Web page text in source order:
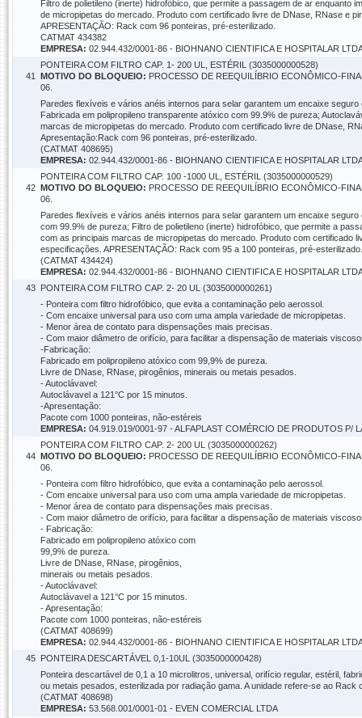
Filtro de polietileno (inerte) hidrofóbico, que permite a passagem de ar
de micropipetas do mercado. Produto com certificado livre de DNase, RNase e
APRESENTAÇÃO: Rack com 96 ponteiras, pré-esterilizado.
CATMAT 434382
EMPRESA: 02.944.432/0001-86 - BIOHNANO CIENTIFICA E HOSPITALAR
41
PONTEIRA COM FILTRO CAP. 1- 200 UL, ESTÉRIL (3035000000528)
MOTIVO DO BLOQUEIO: PROCESSO DE REEQUILÍBRIO ECONÔMICO-
06.
Paredes flexíveis e vários anéis internos para selar garantem um encaixe
Fabricada em polipropileno transparente atóxico com 99.9% de pureza;
marcas de micropipetas do mercado. Produto com certificado livre de DNase,
Apresentação:Rack com 96 ponteiras, pré-esterilizado.
(CATMAT 408695)
EMPRESA: 02.944.432/0001-86 - BIOHNANO CIENTIFICA E HOSPITALAR
42
PONTEIRA COM FILTRO CAP. 100 -1000 UL, ESTÉRIL (3035000000529)
MOTIVO DO BLOQUEIO: PROCESSO DE REEQUILÍBRIO ECONÔMICO-
06.
Paredes flexíveis e vários anéis internos para selar garantem um encaixe
com 99.9% de pureza; Filtro de polietileno (inerte) hidrofóbico, que permite a
com as principais marcas de micropipetas do mercado. Produto com certificado
especificações. APRESENTAÇÃO: Rack com 95 a 100 ponteiras, pré-esterilizado.
(CATMAT 434424)
EMPRESA: 02.944.432/0001-86 - BIOHNANO CIENTIFICA E HOSPITALAR
43 PONTEIRA COM FILTRO CAP. 2- 20 UL (3035000000261)
- Ponteira com filtro hidrofóbico, que evita a contaminação pelo aerossol.
- Com encaixe universal para uso com uma ampla variedade de micropipetas.
- Menor área de contato para dispensações mais precisas.
- Com maior diâmetro de orifício, para facilitar a dispensação de materiais
-Fabricação:
Fabricado em polipropileno atóxico com 99,9% de pureza.
Livre de DNase, RNase, pirogênios, minerais ou metais pesados.
- Autoclávavel:
Autoclávavel a 121°C por 15 minutos.
-Apresentação:
Pacote com 1000 ponteiras, não-estéreis
EMPRESA: 04.919.019/0001-97 - ALFAPLAST COMÉRCIO DE PRODUTOS P/
44
PONTEIRA COM FILTRO CAP. 2- 200 UL (3035000000262)
MOTIVO DO BLOQUEIO: PROCESSO DE REEQUILÍBRIO ECONÔMICO-
06.
- Ponteira com filtro hidrofóbico, que evita a contaminação pelo aerossol.
- Com encaixe universal para uso com uma ampla variedade de micropipetas.
- Menor área de contato para dispensações mais precisas.
- Com maior diâmetro de orifício, para facilitar a dispensação de materiais
- Fabricação:
Fabricado em polipropileno atóxico com
99,9% de pureza.
Livre de DNase, RNase, pirogênios,
minerais ou metais pesados.
- Autoclávavel:
Autoclávavel a 121°C por 15 minutos.
- Apresentação:
Pacote com 1000 ponteiras, não-estéreis
(CATMAT 408699)
EMPRESA: 02.944.432/0001-86 - BIOHNANO CIENTIFICA E HOSPITALAR
45 PONTEIRA DESCARTÁVEL 0,1-10UL (3035000000428)
Ponteira descartável de 0,1 a 10 microlitros, universal, orifício regular, estéril,
ou metais pesados, esterilizada por radiação gama. A unidade refere-se ao Rack
(CATMAT 408698)
EMPRESA: 53.568.001/0001-01 - EVEN COMERCIAL LTDA